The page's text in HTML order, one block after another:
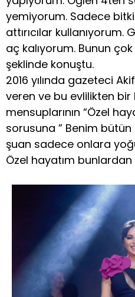
yemiyorum. Sadece
attırıcılar kullanıyorum.
aç kalıyorum. Bunun
şeklinde konuştu.
2016 yılında gazeteci
veren ve bu evlilikten bir
mensuplarının “Özel
sorusuna ” Benim bütün
şuan sadece onlara
Özel hayatım bunlardan